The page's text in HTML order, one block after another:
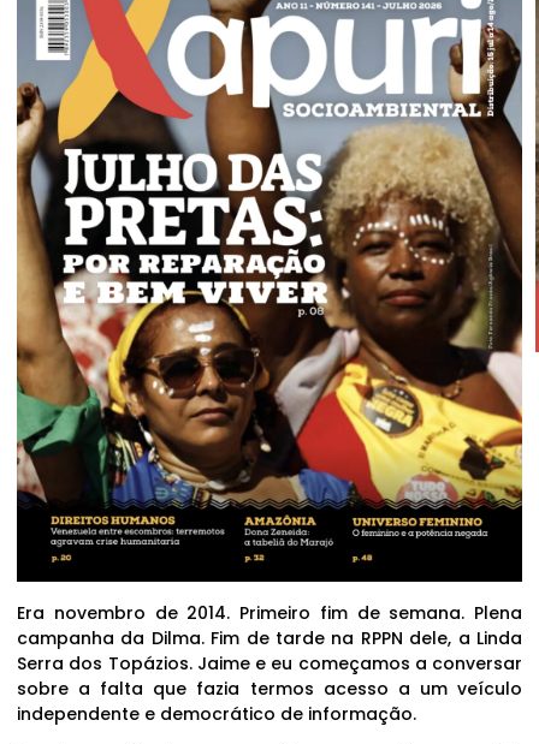
Era novembro de 2014. Primeiro fim de semana. Plena
campanha da Dilma. Fim de tarde na RPPN dele, a Linda
Serra dos Topázios. Jaime e eu começamos a conversar
sobre a falta que fazia termos acesso a um veículo
independente e democrático de informação.